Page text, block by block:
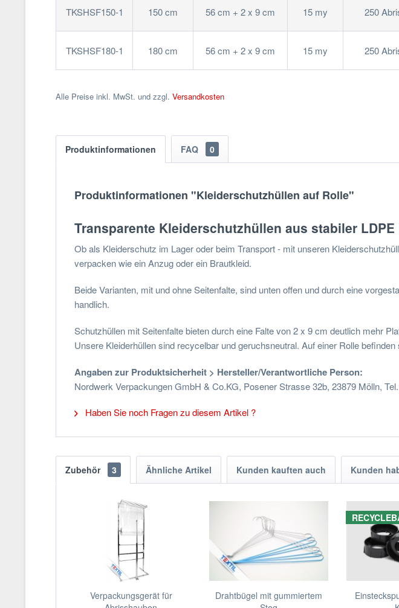
TKSHSF150-1 150 cm 56 cm + 2 x 9 cm 15 my 250
TKSHSF180-1 180 cm 56 cm + 2 x 9 cm 15 my 250
Alle Preise inkl. MwSt. und zzgl. Versandkosten
Produktinformationen FAQ 0
Produktinformationen "Kleiderschutzhüllen auf Rolle"
Transparente Kleiderschutzhüllen aus stabiler
Ob als Kleiderschutz im Lager oder beim Transport - mit unseren
verpacken wie ein Anzug oder ein Brautkleid.
Beide Varianten, mit und ohne Seitenfalte, sind unten offen und durch eine
handlich.
Schutzhüllen mit Seitenfalte bieten durch eine Falte von 2 x 9 cm deutlich mehr
Unsere Kleiderhüllen sind recycelbar und geruchsneutral. Auf einer Rolle
Angaben zur Produktsicherheit > Hersteller/Verantwortliche Person:
Nordwerk Verpackungen GmbH & Co.KG, Posener Strasse 32b, 23879 Mölln,
Haben Sie noch Fragen zu diesem Artikel ?
Zubehör 3 Ähnliche Artikel Kunden kauften auch Kunden
Verpackungsgerät für
Drahtbügel mit gummiertem